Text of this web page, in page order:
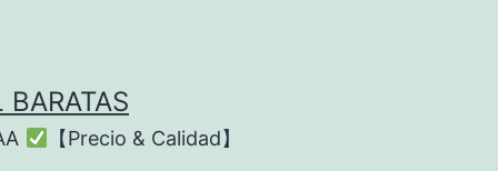
【Precio & Calidad】